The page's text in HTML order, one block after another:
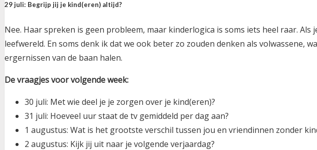
29 juli: Begrijp jij je kind(eren) altijd?
Nee. Haar spreken is geen probleem, maar kinderlogica is soms iets heel raar.
leefwereld. En soms denk ik dat we ook beter zo zouden denken als volwassene,
ergernissen van de baan halen.
De vraagjes voor volgende week:
30 juli: Met wie deel je je zorgen over je kind(eren)?
31 juli: Hoeveel uur staat de tv gemiddeld per dag aan?
1 augustus: Wat is het grootste verschil tussen jou en vriendinnen zonder
2 augustus: Kijk jij uit naar je volgende verjaardag?